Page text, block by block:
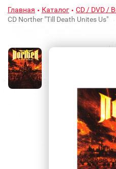
Главная Каталог CD / DVD /
CD Norther "Till Death Unites Us"